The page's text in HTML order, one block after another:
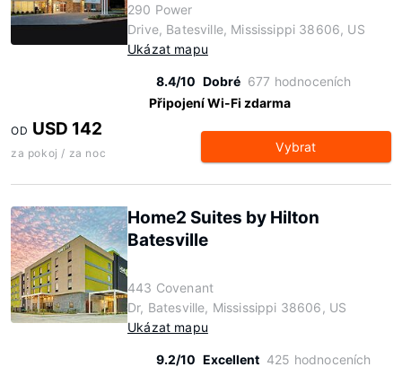
290 Power
Drive, Batesville, Mississippi 38606, US
Ukázat mapu
8.4/10 Dobré 677 hodnoceních
Připojení Wi-Fi zdarma
OD USD 142
za pokoj / za noc Vybrat
Home2 Suites by Hilton
Batesville
443 Covenant
Dr, Batesville, Mississippi 38606, US
Ukázat mapu
9.2/10 Excellent 425 hodnoceních